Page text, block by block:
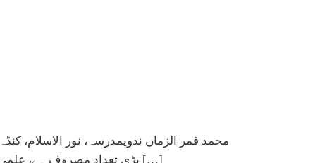
محمد قمر الزماں ندویمدرسہ، نور الاسلام،
بڑی تعداد مصروف ہے، علمی،دینی،دعوتی، اصلاحی، فلاحی، ثقافتی اور ملی و سماجی اداروں، تنظیموں اور تحریکوں کی کمی نہیں ہے، جس گاؤں، قصبہ اور […]